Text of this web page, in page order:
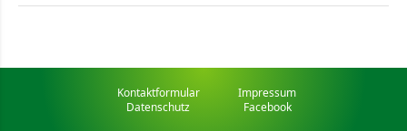
Kontaktformular
Impressum
Datenschutz
Facebook